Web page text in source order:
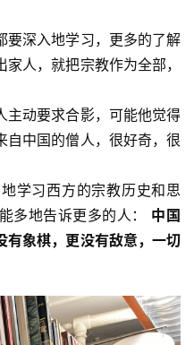
要深入地学习，更多的了解
人，就把宗教作为全部，
主动要求合影，可能他觉得
自中国的僧人，很好奇，很
学习西方的宗教历史和思
多地告诉更多的人： 中国
有象棋，更没有敌意，一切